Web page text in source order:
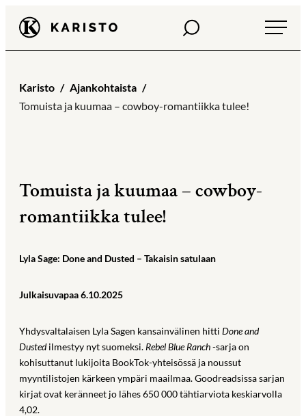
Siirry
suoraan
sisältöön
Karisto Haku
Karisto
Ajankohtaista
Tomuista ja kuumaa – cowboy-romantiikka tulee!
Tomuista ja kuumaa – cowboy-
romantiikka tulee!
Lyla Sage: Done and Dusted – Takaisin satulaan
Julkaisuvapaa 6.10.2025
Yhdysvaltalaisen Lyla Sagen kansainvälinen hitti Done and
Dustedilmestyy nyt suomeksi. Rebel Blue Ranch-sarja on
kohisuttanut lukijoita BookTok-yhteisössä ja noussut
myyntilistojen kärkeen ympäri maailmaa. Goodreadsissa sarjan
kirjat ovat keränneet jo lähes 650 000 tähtiarviota keskiarvolla
4,02.